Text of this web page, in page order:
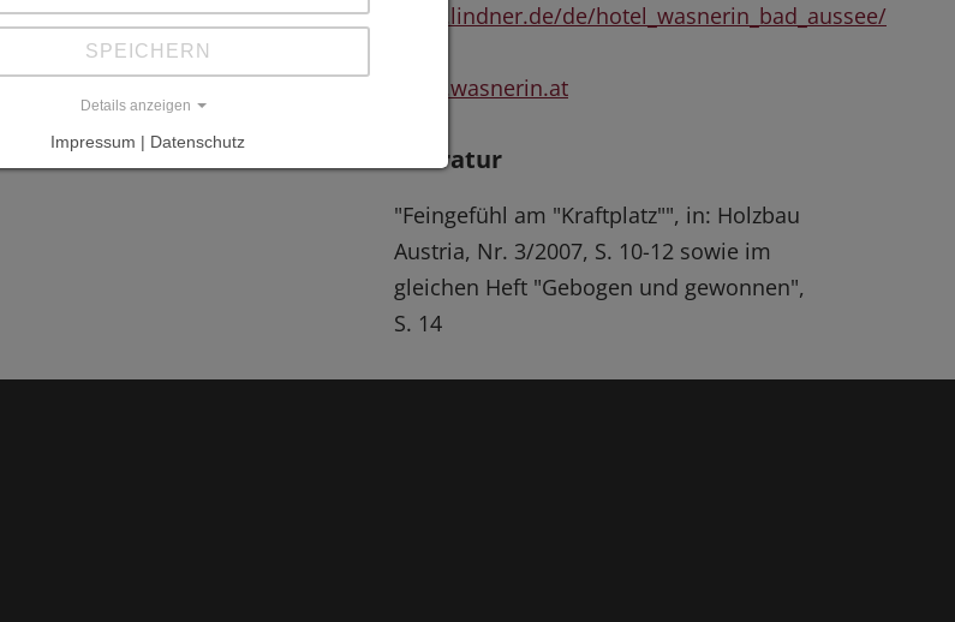
www.lindner.de/de/hotel_wasnerin_bad_aussee/
www.wasnerin.at
Literatur
"Feingefühl am "Kraftplatz"", in: Holzbau
Austria, Nr. 3/2007, S. 10-12 sowie im
gleichen Heft "Gebogen und gewonnen",
S. 14
SPEICHERN
Details anzeigen
Impressum | Datenschutz